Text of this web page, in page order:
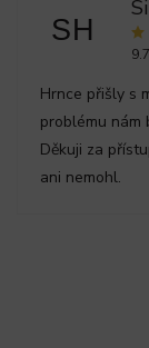
SH
Hrnce přišly s
problému nám
Děkuji za
ani nemohl.